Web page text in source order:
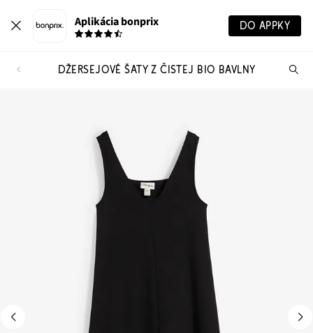
Aplikácia bonprix DO APPKY
DŽERSEJOVÉ ŠATY Z ČISTEJ BIO BAVLNY